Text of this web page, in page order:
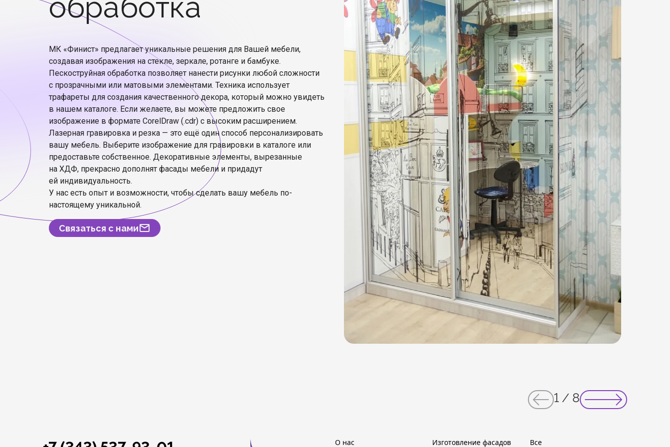
обработка
МК «Финист» предлагает уникальные решения для Вашей мебели,
создавая изображения на стекле, зеркале, ротанге и бамбуке.
Пескоструйная обработка позволяет нанести рисунки любой сложности
с прозрачными или матовыми элементами. Техника использует
трафареты для создания качественного декора, который можно увидеть
в нашем каталоге. Если желаете, вы можете предложить свое
изображение в формате CorelDraw (.cdr) с высоким расширением.
Лазерная гравировка и резка — это ещё один способ персонализировать
вашу мебель. Выберите изображение для гравировки в каталоге или
предоставьте собственное. Декоративные элементы, вырезанные
на ХДФ, прекрасно дополнят фасады мебели и придадут
ей индивидуальность.
У нас есть опыт и возможности, чтобы сделать вашу мебель по-
настоящему уникальной.
Связаться с нами
1 / 8
О нас Изготовление фасадов Все